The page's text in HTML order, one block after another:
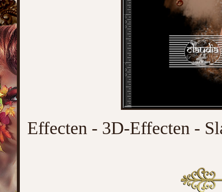
Effecten - 3D-Effecten -